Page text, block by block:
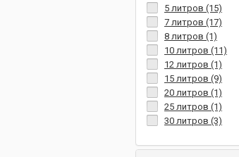
5 литров (15)
7 литров (17)
8 литров (1)
10 литров (11)
12 литров (1)
15 литров (9)
20 литров (1)
25 литров (1)
30 литров (3)